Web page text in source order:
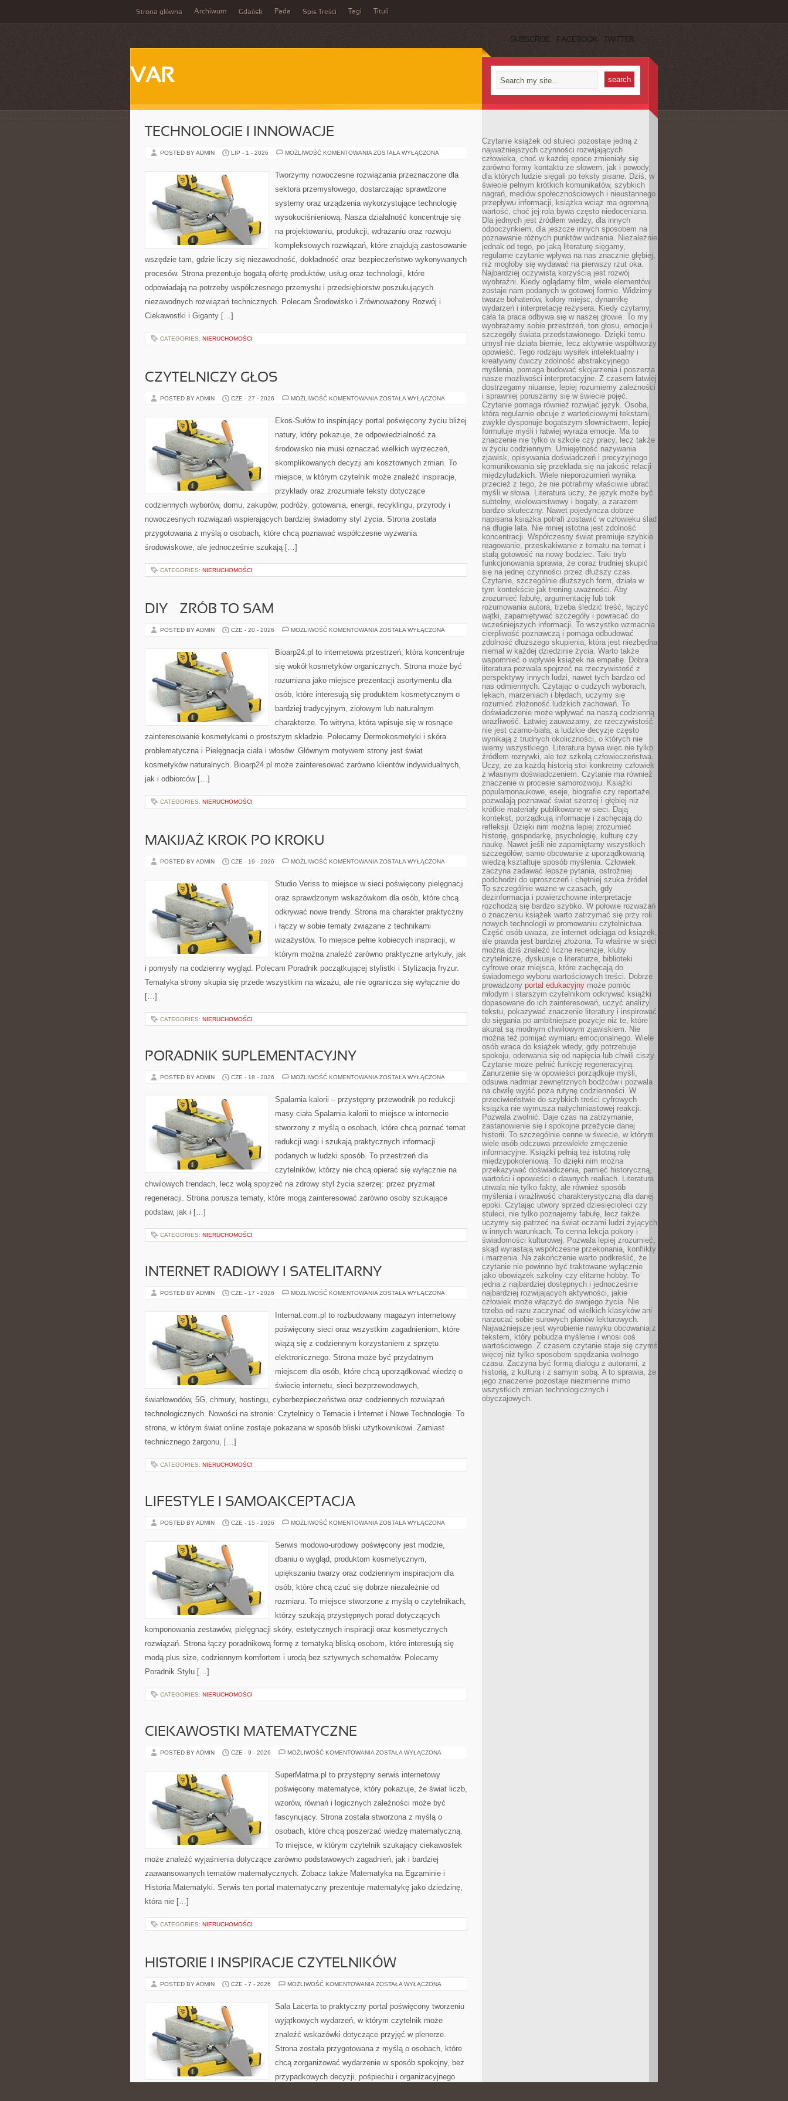
Strona główna Archiwum Gdańsk Pada Spis Treści Tagi Tituli
SUBSCRIBE FACEBOOK TWITTER
VAR
TECHNOLOGIE I INNOWACJE
POSTED BY ADMIN LIP - 1 - 2026 MOŻLIWOŚĆ KOMENTOWANIA TECHNOLOGIE
ZOSTAŁA WYŁĄCZONA
Tworzymy nowoczesne rozwiązania przeznaczone dla
sektora przemysłowego, dostarczając sprawdzone
systemy oraz urządzenia wykorzystujące technologię
wysokociśnieniową. Nasza działalność koncentruje się
na projektowaniu, produkcji, wdrażaniu oraz rozwoju
kompleksowych rozwiązań, które znajdują zastosowanie
wszędzie tam, gdzie liczy się niezawodność, dokładność oraz bezpieczeństwo wykonywanych
procesów. Strona prezentuje bogatą ofertę produktów, usług oraz technologii, które
odpowiadają na potrzeby współczesnego przemysłu i przedsiębiorstw poszukujących
niezawodnych rozwiązań technicznych. Polecam Środowisko i Zrównoważony Rozwój i
Ciekawostki i Giganty […]
CATEGORIES: NIERUCHOMOŚCI
CZYTELNICZY GŁOS
POSTED BY ADMIN CZE - 27 - 2026 MOŻLIWOŚĆ KOMENTOWANIA CZYTELNICZY
ZOSTAŁA WYŁĄCZONA
Ekos-Sułów to inspirujący portal poświęcony życiu bliżej
natury, który pokazuje, że odpowiedzialność za
środowisko nie musi oznaczać wielkich wyrzeczeń,
skomplikowanych decyzji ani kosztownych zmian. To
miejsce, w którym czytelnik może znaleźć inspiracje,
przykłady oraz zrozumiałe teksty dotyczące
codziennych wyborów, domu, zakupów, podróży, gotowania, energii, recyklingu, przyrody i
nowoczesnych rozwiązań wspierających bardziej świadomy styl życia. Strona została
przygotowana z myślą o osobach, które chcą poznawać współczesne wyzwania
środowiskowe, ale jednocześnie szukają […]
CATEGORIES: NIERUCHOMOŚCI
DIY – ZRÓB TO SAM
POSTED BY ADMIN CZE - 20 - 2026 MOŻLIWOŚĆ KOMENTOWANIA DIY
TO
SAM
ZOSTAŁA WYŁĄCZONA
Bioarp24.pl to internetowa przestrzeń, która koncentruje
się wokół kosmetyków organicznych. Strona może być
rozumiana jako miejsce prezentacji asortymentu dla
osób, które interesują się produktem kosmetycznym o
bardziej tradycyjnym, ziołowym lub naturalnym
charakterze. To witryna, która wpisuje się w rosnące
zainteresowanie kosmetykami o prostszym składzie. Polecamy Dermokosmetyki i skóra
problematyczna i Pielęgnacja ciała i włosów. Głównym motywem strony jest świat
kosmetyków naturalnych. Bioarp24.pl może zainteresować zarówno klientów indywidualnych,
jak i odbiorców […]
CATEGORIES: NIERUCHOMOŚCI
MAKIJAŻ KROK PO KROKU
POSTED BY ADMIN CZE - 19 - 2026 MOŻLIWOŚĆ KOMENTOWANIA MAKIJAŻ
KROKU
ZOSTAŁA WYŁĄCZONA
Studio Veriss to miejsce w sieci poświęcony pielęgnacji
oraz sprawdzonym wskazówkom dla osób, które chcą
odkrywać nowe trendy. Strona ma charakter praktyczny
i łączy w sobie tematy związane z technikami
wizażystów. To miejsce pełne kobiecych inspiracji, w
którym można znaleźć zarówno praktyczne artykuły, jak
i pomysły na codzienny wygląd. Polecam Poradnik początkującej stylistki i Stylizacja fryzur.
Tematyka strony skupia się przede wszystkim na wizażu, ale nie ogranicza się wyłącznie do
[…]
CATEGORIES: NIERUCHOMOŚCI
PORADNIK SUPLEMENTACYJNY
POSTED BY ADMIN CZE - 18 - 2026 MOŻLIWOŚĆ KOMENTOWANIA PORADNIK
ZOSTAŁA WYŁĄCZONA
Spalarnia kalorii – przystępny przewodnik po redukcji
masy ciała Spalarnia kalorii to miejsce w internecie
stworzony z myślą o osobach, które chcą poznać temat
redukcji wagi i szukają praktycznych informacji
podanych w ludzki sposób. To przestrzeń dla
czytelników, którzy nie chcą opierać się wyłącznie na
chwilowych trendach, lecz wolą spojrzeć na zdrowy styl życia szerzej: przez pryzmat
regeneracji. Strona porusza tematy, które mogą zainteresować zarówno osoby szukające
podstaw, jak i […]
CATEGORIES: NIERUCHOMOŚCI
INTERNET RADIOWY I SATELITARNY
POSTED BY ADMIN CZE - 17 - 2026 MOŻLIWOŚĆ KOMENTOWANIA INTERNET
SATELITARNY
ZOSTAŁA WYŁĄCZONA
Internat.com.pl to rozbudowany magazyn internetowy
poświęcony sieci oraz wszystkim zagadnieniom, które
wiążą się z codziennym korzystaniem z sprzętu
elektronicznego. Strona może być przydatnym
miejscem dla osób, które chcą uporządkować wiedzę o
świecie internetu, sieci bezprzewodowych,
światłowodów, 5G, chmury, hostingu, cyberbezpieczeństwa oraz codziennych rozwiązań
technologicznych. Nowości na stronie: Czytelnicy o Temacie i Internet i Nowe Technologie. To
strona, w którym świat online zostaje pokazana w sposób bliski użytkownikowi. Zamiast
technicznego żargonu, […]
CATEGORIES: NIERUCHOMOŚCI
LIFESTYLE I SAMOAKCEPTACJA
POSTED BY ADMIN CZE - 15 - 2026 MOŻLIWOŚĆ KOMENTOWANIA LIFESTYLE
ZOSTAŁA WYŁĄCZONA
Serwis modowo-urodowy poświęcony jest modzie,
dbaniu o wygląd, produktom kosmetycznym,
upiększaniu twarzy oraz codziennym inspiracjom dla
osób, które chcą czuć się dobrze niezależnie od
rozmiaru. To miejsce stworzone z myślą o czytelnikach,
którzy szukają przystępnych porad dotyczących
komponowania zestawów, pielęgnacji skóry, estetycznych inspiracji oraz kosmetycznych
rozwiązań. Strona łączy poradnikową formę z tematyką bliską osobom, które interesują się
modą plus size, codziennym komfortem i urodą bez sztywnych schematów. Polecamy
Poradnik Stylu […]
CATEGORIES: NIERUCHOMOŚCI
CIEKAWOSTKI MATEMATYCZNE
POSTED BY ADMIN CZE - 9 - 2026 MOŻLIWOŚĆ KOMENTOWANIA CIEKAWOSTKI
ZOSTAŁA WYŁĄCZONA
SuperMatma.pl to przystępny serwis internetowy
poświęcony matematyce, który pokazuje, że świat liczb,
wzorów, równań i logicznych zależności może być
fascynujący. Strona została stworzona z myślą o
osobach, które chcą poszerzać wiedzę matematyczną.
To miejsce, w którym czytelnik szukający ciekawostek
może znaleźć wyjaśnienia dotyczące zarówno podstawowych zagadnień, jak i bardziej
zaawansowanych tematów matematycznych. Zobacz także Matematyka na Egzaminie i
Historia Matematyki. Serwis ten portal matematyczny prezentuje matematykę jako dziedzinę,
która nie […]
CATEGORIES: NIERUCHOMOŚCI
HISTORIE I INSPIRACJE CZYTELNIKÓW
POSTED BY ADMIN CZE - 7 - 2026 MOŻLIWOŚĆ KOMENTOWANIA HISTORIE
CZYTELNIKÓW
ZOSTAŁA WYŁĄCZONA
Sala Lacerta to praktyczny portal poświęcony tworzeniu
wyjątkowych wydarzeń, w którym czytelnik może
znaleźć wskazówki dotyczące przyjęć w plenerze.
Strona została przygotowana z myślą o osobach, które
chcą zorganizować wydarzenie w sposób spokojny, bez
przypadkowych decyzji, pośpiechu i organizacyjnego
Czytanie książek od stuleci pozostaje jedną z
najważniejszych czynności rozwijających
człowieka, choć w każdej epoce zmieniały się
zarówno formy kontaktu ze słowem, jak i powody,
dla których ludzie sięgali po teksty pisane. Dziś, w
świecie pełnym krótkich komunikatów, szybkich
nagrań, mediów społecznościowych i nieustannego
przepływu informacji, książka wciąż ma ogromną
wartość, choć jej rola bywa często niedoceniana.
Dla jednych jest źródłem wiedzy, dla innych
odpoczynkiem, dla jeszcze innych sposobem na
poznawanie różnych punktów widzenia. Niezależnie
jednak od tego, po jaką literaturę sięgamy,
regularne czytanie wpływa na nas znacznie głębiej,
niż mogłoby się wydawać na pierwszy rzut oka.
Najbardziej oczywistą korzyścią jest rozwój
wyobraźni. Kiedy oglądamy film, wiele elementów
zostaje nam podanych w gotowej formie. Widzimy
twarze bohaterów, kolory miejsc, dynamikę
wydarzeń i interpretację reżysera. Kiedy czytamy,
cała ta praca odbywa się w naszej głowie. To my
wyobrażamy sobie przestrzeń, ton głosu, emocje i
szczegóły świata przedstawionego. Dzięki temu
umysł nie działa biernie, lecz aktywnie współtworzy
opowieść. Tego rodzaju wysiłek intelektualny i
kreatywny ćwiczy zdolność abstrakcyjnego
myślenia, pomaga budować skojarzenia i poszerza
nasze możliwości interpretacyjne. Z czasem łatwiej
dostrzegamy niuanse, lepiej rozumiemy zależności
i sprawniej poruszamy się w świecie pojęć.
Czytanie pomaga również rozwijać język. Osoba,
która regularnie obcuje z wartościowymi tekstami,
zwykle dysponuje bogatszym słownictwem, lepiej
formułuje myśli i łatwiej wyraża emocje. Ma to
znaczenie nie tylko w szkole czy pracy, lecz także
w życiu codziennym. Umiejętność nazywania
zjawisk, opisywania doświadczeń i precyzyjnego
komunikowania się przekłada się na jakość relacji
międzyludzkich. Wiele nieporozumień wynika
przecież z tego, że nie potrafimy właściwie ubrać
myśli w słowa. Literatura uczy, że język może być
subtelny, wielowarstwowy i bogaty, a zarazem
bardzo skuteczny. Nawet pojedyncza dobrze
napisana książka potrafi zostawić w człowieku ślad
na długie lata. Nie mniej istotna jest zdolność
koncentracji. Współczesny świat premiuje szybkie
reagowanie, przeskakiwanie z tematu na temat i
stałą gotowość na nowy bodziec. Taki tryb
funkcjonowania sprawia, że coraz trudniej skupić
się na jednej czynności przez dłuższy czas.
Czytanie, szczególnie dłuższych form, działa w
tym kontekście jak trening uważności. Aby
zrozumieć fabułę, argumentację lub tok
rozumowania autora, trzeba śledzić treść, łączyć
wątki, zapamiętywać szczegóły i powracać do
wcześniejszych informacji. To wszystko wzmacnia
cierpliwość poznawczą i pomaga odbudować
zdolność dłuższego skupienia, która jest niezbędna
niemal w każdej dziedzinie życia. Warto także
wspomnieć o wpływie książek na empatię. Dobra
literatura pozwala spojrzeć na rzeczywistość z
perspektywy innych ludzi, nawet tych bardzo od
nas odmiennych. Czytając o cudzych wyborach,
lękach, marzeniach i błędach, uczymy się
rozumieć złożoność ludzkich zachowań. To
doświadczenie może wpływać na naszą codzienną
wrażliwość. Łatwiej zauważamy, że rzeczywistość
nie jest czarno-biała, a ludzkie decyzje często
wynikają z trudnych okoliczności, o których nie
wiemy wszystkiego. Literatura bywa więc nie tylko
źródłem rozrywki, ale też szkołą człowieczeństwa.
Uczy, że za każdą historią stoi konkretny człowiek
z własnym doświadczeniem. Czytanie ma również
znaczenie w procesie samorozwoju. Książki
popularnonaukowe, eseje, biografie czy reportaże
pozwalają poznawać świat szerzej i głębiej niż
krótkie materiały publikowane w sieci. Dają
kontekst, porządkują informacje i zachęcają do
refleksji. Dzięki nim można lepiej zrozumieć
historię, gospodarkę, psychologię, kulturę czy
naukę. Nawet jeśli nie zapamiętamy wszystkich
szczegółów, samo obcowanie z uporządkowaną
wiedzą kształtuje sposób myślenia. Człowiek
zaczyna zadawać lepsze pytania, ostrożniej
podchodzi do uproszczeń i chętniej szuka źródeł.
To szczególnie ważne w czasach, gdy
dezinformacja i powierzchowne interpretacje
rozchodzą się bardzo szybko. W połowie rozważań
o znaczeniu książek warto zatrzymać się przy roli
nowych technologii w promowaniu czytelnictwa.
Część osób uważa, że internet odciąga od książek,
ale prawda jest bardziej złożona. To właśnie w sieci
można dziś znaleźć liczne recenzje, kluby
czytelnicze, dyskusje o literaturze, biblioteki
cyfrowe oraz miejsca, które zachęcają do
świadomego wyboru wartościowych treści. Dobrze
prowadzony portal edukacyjny może pomóc
młodym i starszym czytelnikom odkrywać książki
dopasowane do ich zainteresowań, uczyć analizy
tekstu, pokazywać znaczenie literatury i inspirować
do sięgania po ambitniejsze pozycje niż te, które
akurat są modnym chwilowym zjawiskiem. Nie
można też pomijać wymiaru emocjonalnego. Wiele
osób wraca do książek wtedy, gdy potrzebuje
spokoju, oderwania się od napięcia lub chwili ciszy.
Czytanie może pełnić funkcję regeneracyjną.
Zanurzenie się w opowieści porządkuje myśli,
odsuwa nadmiar zewnętrznych bodźców i pozwala
na chwilę wyjść poza rutynę codzienności. W
przeciwieństwie do szybkich treści cyfrowych
książka nie wymusza natychmiastowej reakcji.
Pozwala zwolnić. Daje czas na zatrzymanie,
zastanowienie się i spokojne przeżycie danej
historii. To szczególnie cenne w świecie, w którym
wiele osób odczuwa przewlekłe zmęczenie
informacyjne. Książki pełnią też istotną rolę
międzypokoleniową. To dzięki nim można
przekazywać doświadczenia, pamięć historyczną,
wartości i opowieści o dawnych realiach. Literatura
utrwala nie tylko fakty, ale również sposób
myślenia i wrażliwość charakterystyczną dla danej
epoki. Czytając utwory sprzed dziesięcioleci czy
stuleci, nie tylko poznajemy fabułę, lecz także
uczymy się patrzeć na świat oczami ludzi żyjących
w innych warunkach. To cenna lekcja pokory i
świadomości kulturowej. Pozwala lepiej zrozumieć,
skąd wyrastają współczesne przekonania, konflikty
i marzenia. Na zakończenie warto podkreślić, że
czytanie nie powinno być traktowane wyłącznie
jako obowiązek szkolny czy elitarne hobby. To
jedna z najbardziej dostępnych i jednocześnie
najbardziej rozwijających aktywności, jakie
człowiek może włączyć do swojego życia. Nie
trzeba od razu zaczynać od wielkich klasyków ani
narzucać sobie surowych planów lekturowych.
Najważniejsze jest wyrobienie nawyku obcowania z
tekstem, który pobudza myślenie i wnosi coś
wartościowego. Z czasem czytanie staje się czymś
więcej niż tylko sposobem spędzania wolnego
czasu. Zaczyna być formą dialogu z autorami, z
historią, z kulturą i z samym sobą. A to sprawia, że
jego znaczenie pozostaje niezmienne mimo
wszystkich zmian technologicznych i
obyczajowych.